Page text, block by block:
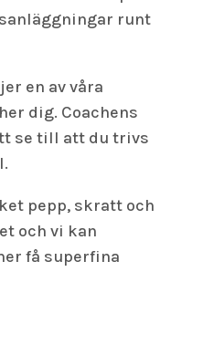
runt
en av våra
dig. Coachens
se till att du trivs
pepp, skratt och
och vi kan
få superfina